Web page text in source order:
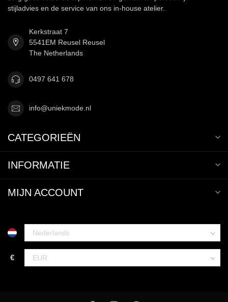
stijladvies en de service van ons in-house atelier.
Kerkstraat 7
5541EM Reusel Reusel
The Netherlands
0497 641 678
info@uniekmode.nl
CATEGORIEËN
INFORMATIE
MIJN ACCOUNT
€